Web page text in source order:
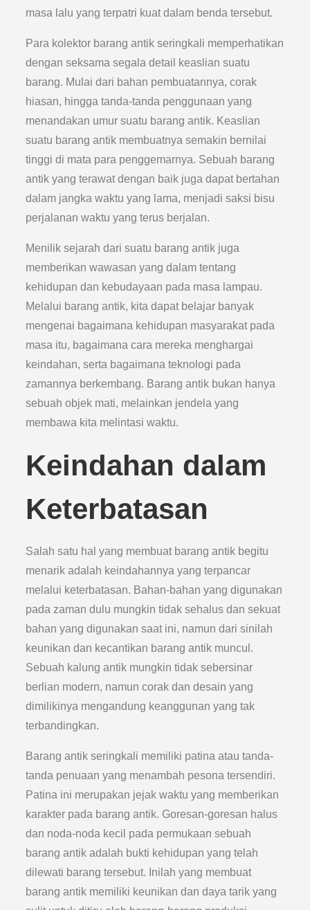
masa lalu yang terpatri kuat dalam benda tersebut.
Para kolektor barang antik seringkali memperhatikan
dengan seksama segala detail keaslian suatu
barang. Mulai dari bahan pembuatannya, corak
hiasan, hingga tanda-tanda penggunaan yang
menandakan umur suatu barang antik. Keaslian
suatu barang antik membuatnya semakin bernilai
tinggi di mata para penggemarnya. Sebuah barang
antik yang terawat dengan baik juga dapat bertahan
dalam jangka waktu yang lama, menjadi saksi bisu
perjalanan waktu yang terus berjalan.
Menilik sejarah dari suatu barang antik juga
memberikan wawasan yang dalam tentang
kehidupan dan kebudayaan pada masa lampau.
Melalui barang antik, kita dapat belajar banyak
mengenai bagaimana kehidupan masyarakat pada
masa itu, bagaimana cara mereka menghargai
keindahan, serta bagaimana teknologi pada
zamannya berkembang. Barang antik bukan hanya
sebuah objek mati, melainkan jendela yang
membawa kita melintasi waktu.
Keindahan dalam
Keterbatasan
Salah satu hal yang membuat barang antik begitu
menarik adalah keindahannya yang terpancar
melalui keterbatasan. Bahan-bahan yang digunakan
pada zaman dulu mungkin tidak sehalus dan sekuat
bahan yang digunakan saat ini, namun dari sinilah
keunikan dan kecantikan barang antik muncul.
Sebuah kalung antik mungkin tidak sebersinar
berlian modern, namun corak dan desain yang
dimilikinya mengandung keanggunan yang tak
terbandingkan.
Barang antik seringkali memiliki patina atau tanda-
tanda penuaan yang menambah pesona tersendiri.
Patina ini merupakan jejak waktu yang memberikan
karakter pada barang antik. Goresan-goresan halus
dan noda-noda kecil pada permukaan sebuah
barang antik adalah bukti kehidupan yang telah
dilewati barang tersebut. Inilah yang membuat
barang antik memiliki keunikan dan daya tarik yang